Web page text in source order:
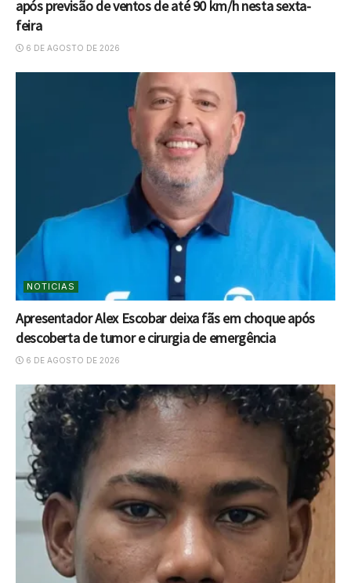
após previsão de ventos de até 90 km/h nesta sexta-
feira
6 DE AGOSTO DE 2026
NOTICIAS
Apresentador Alex Escobar deixa fãs em choque após
descoberta de tumor e cirurgia de emergência
6 DE AGOSTO DE 2026